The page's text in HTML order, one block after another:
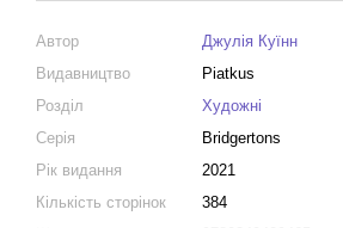
Автор
Джулія Куїнн
Видавництво
Piatkus
Розділ
Художні
Серія
Bridgertons
Рік видання
2021
Кількість сторінок
384